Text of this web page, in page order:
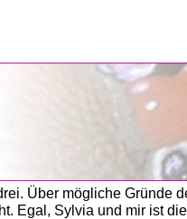
Über mögliche Gründe
Egal, Sylvia und mir ist